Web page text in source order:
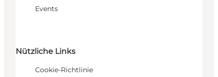
Events
Nützliche Links
Cookie-Richtlinie